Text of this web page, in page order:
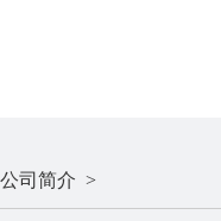
公司简介 >